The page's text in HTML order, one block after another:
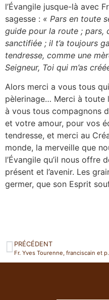
l’Évangile jusque-là avec
sagesse : « Pars en toute
guide pour la route ; pars,
sanctifiée ; il t’a toujours
tendresse, comme une
Seigneur, Toi qui m’as
Alors merci a vous tous
pèlerinage… Merci à toute
à vous tous compagnons
et votre amour, pour vos
tendresse, et merci au
monde, la merveille que
l’Évangile qu’il nous offre
présent et l’avenir. Les
germer, que son Esprit
PRÉCÉDENT
Fr. Yves